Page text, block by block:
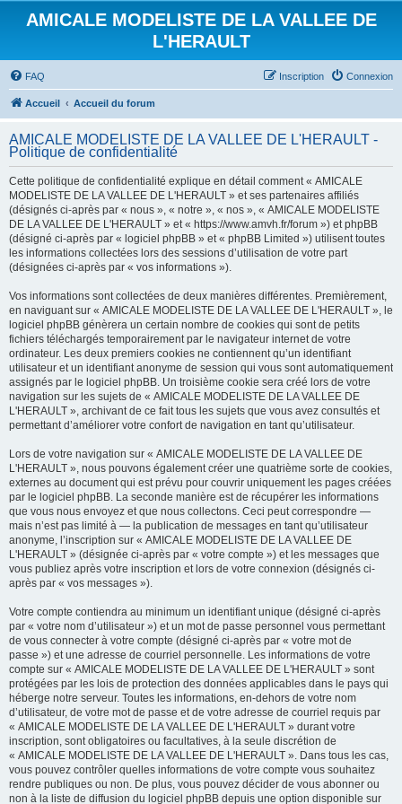
AMICALE MODELISTE DE LA VALLEE DE
L'HERAULT
FAQ Connexion
Inscription
Accueil Accueil du forum
AMICALE MODELISTE DE LA VALLEE DE L'HERAULT -
Politique de confidentialité
Cette politique de confidentialité explique en détail comment « AMICALE
MODELISTE DE LA VALLEE DE L'HERAULT » et ses partenaires affiliés
(désignés ci-après par « nous », « notre », « nos », « AMICALE MODELISTE
DE LA VALLEE DE L'HERAULT » et « https://www.amvh.fr/forum ») et phpBB
(désigné ci-après par « logiciel phpBB » et « phpBB Limited ») utilisent toutes
les informations collectées lors des sessions d’utilisation de votre part
(désignées ci-après par « vos informations »).
Vos informations sont collectées de deux manières différentes. Premièrement,
en naviguant sur « AMICALE MODELISTE DE LA VALLEE DE L'HERAULT », le
logiciel phpBB génèrera un certain nombre de cookies qui sont de petits
fichiers téléchargés temporairement par le navigateur internet de votre
ordinateur. Les deux premiers cookies ne contiennent qu’un identifiant
utilisateur et un identifiant anonyme de session qui vous sont automatiquement
assignés par le logiciel phpBB. Un troisième cookie sera créé lors de votre
navigation sur les sujets de « AMICALE MODELISTE DE LA VALLEE DE
L'HERAULT », archivant de ce fait tous les sujets que vous avez consultés et
permettant d’améliorer votre confort de navigation en tant qu’utilisateur.
Lors de votre navigation sur « AMICALE MODELISTE DE LA VALLEE DE
L'HERAULT », nous pouvons également créer une quatrième sorte de cookies,
externes au document qui est prévu pour couvrir uniquement les pages créées
par le logiciel phpBB. La seconde manière est de récupérer les informations
que vous nous envoyez et que nous collectons. Ceci peut correspondre —
mais n’est pas limité à — la publication de messages en tant qu’utilisateur
anonyme, l’inscription sur « AMICALE MODELISTE DE LA VALLEE DE
L'HERAULT » (désignée ci-après par « votre compte ») et les messages que
vous publiez après votre inscription et lors de votre connexion (désignés ci-
après par « vos messages »).
Votre compte contiendra au minimum un identifiant unique (désigné ci-après
par « votre nom d’utilisateur ») et un mot de passe personnel vous permettant
de vous connecter à votre compte (désigné ci-après par « votre mot de
passe ») et une adresse de courriel personnelle. Les informations de votre
compte sur « AMICALE MODELISTE DE LA VALLEE DE L'HERAULT » sont
protégées par les lois de protection des données applicables dans le pays qui
héberge notre serveur. Toutes les informations, en-dehors de votre nom
d’utilisateur, de votre mot de passe et de votre adresse de courriel requis par
« AMICALE MODELISTE DE LA VALLEE DE L'HERAULT » durant votre
inscription, sont obligatoires ou facultatives, à la seule discrétion de
« AMICALE MODELISTE DE LA VALLEE DE L'HERAULT ». Dans tous les cas,
vous pouvez contrôler quelles informations de votre compte vous souhaitez
rendre publiques ou non. De plus, vous pouvez décider de vous abonner ou
non à la liste de diffusion du logiciel phpBB depuis une option disponible sur